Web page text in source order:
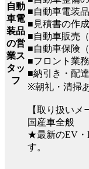
自動
車電
装品
の営
業ス
タッ
フ
■自動車電装
■見積書の作成
■自動車販売（
■自動車保険（
■フロント業
■納引き・配
※朝礼・清掃
【取り扱いメ
国産車全般
★最新のEV・
す。